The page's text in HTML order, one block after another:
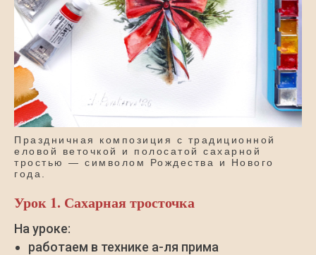
Праздничная композиция с традиционной
еловой веточкой и полосатой сахарной
тростью — символом Рождества и Нового
года.
Урок 1. Сахарная тросточка
На уроке:
работаем в технике а-ля прима